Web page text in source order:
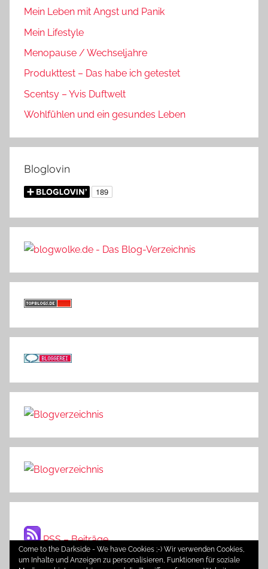
Mein Leben mit Angst und Panik
Mein Lifestyle
Menopause / Wechseljahre
Produkttest – Das habe ich getestet
Scentsy – Yvis Duftwelt
Wohlfühlen und ein gesundes Leben
Bloglovin
RSS – Beiträge
Come to the Darkside - We have Cookies ;-) Wir verwenden Cookies,
um Inhalte und Anzeigen zu personalisieren, Funktionen für soziale